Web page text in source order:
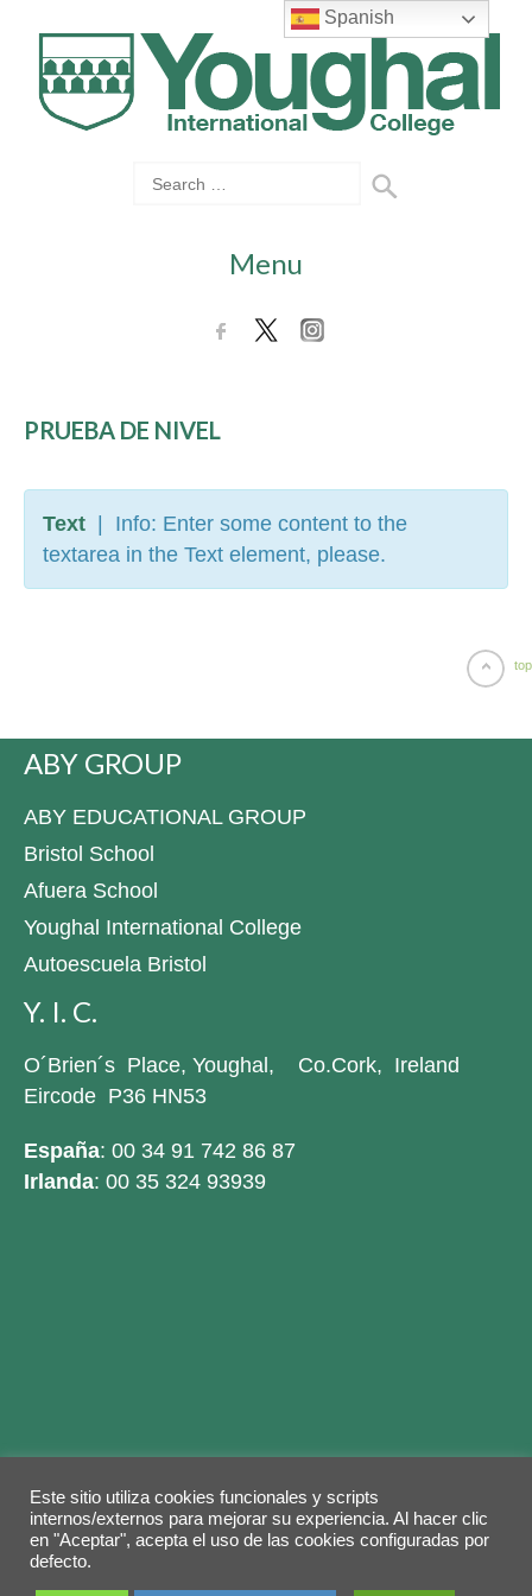
Menu
PRUEBA DE NIVEL
Text | Info: Enter some content to the
textarea in the Text element, please.
top
ABY GROUP
ABY EDUCATIONAL GROUP
Bristol School
Afuera School
Youghal International College
Autoescuela Bristol
Y. I. C.
O´Brien´s Place, Youghal, Co.Cork, Ireland
Eircode P36 HN53
España: 00 34 91 742 86 87
Irlanda: 00 35 324 93939
Legal warning Privacy Policy Cookies policy
© 2026 Copyright by
Este sitio utiliza cookies funcionales y scripts
internos/externos para mejorar su experiencia. Al hacer clic
en "Aceptar", acepta el uso de las cookies configuradas por
defecto.
Spanish